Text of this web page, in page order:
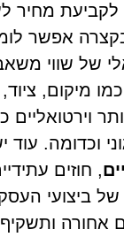
לקביעת מחיר
אפשר
של שווי
מיקום,
וכדומה.
, חוזים
ביצועי
אחורה